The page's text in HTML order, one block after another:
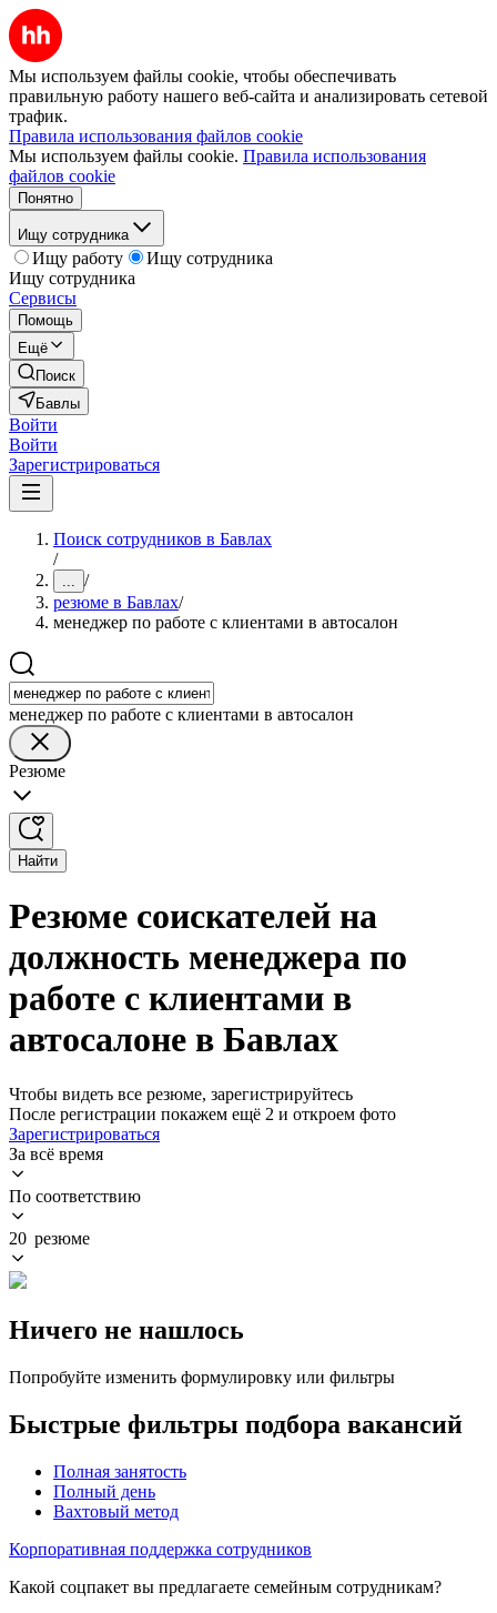
Мы используем файлы cookie, чтобы обеспечивать
правильную работу нашего веб-сайта и анализировать сетевой
трафик.
Правила использования файлов cookie
Мы используем файлы cookie. Правила использования
файлов cookie
Понятно
Ищу сотрудника
Ищу работу
Ищу сотрудника
Ищу сотрудника
Сервисы
Помощь
Ещё
Поиск
Бавлы
Войти
Войти
Зарегистрироваться
Поиск сотрудников в Бавлах
/
... /
резюме в Бавлах/
менеджер по работе с клиентами в автосалон
менеджер по работе с клиентами в автосалон
Резюме
Найти
Резюме соискателей на
должность менеджера по
работе с клиентами в
автосалоне в Бавлах
Чтобы видеть все резюме, зарегистрируйтесь
После регистрации покажем ещё 2 и откроем фото
Зарегистрироваться
За всё время
По соответствию
20 резюме
Ничего не нашлось
Попробуйте изменить формулировку или фильтры
Быстрые фильтры подбора вакансий
Полная занятость
Полный день
Вахтовый метод
Корпоративная поддержка сотрудников
Какой соцпакет вы предлагаете семейным сотрудникам?